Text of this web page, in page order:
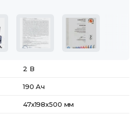
2 В
190 Ач
47x198x500 мм